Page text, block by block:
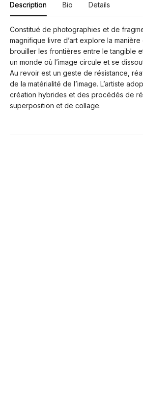
Description Bio Details
Constitué de photographies et de
magnifique livre d’art explore la manière
brouiller les frontières entre le tangible
un monde où l’image circule et se
Au revoir est un geste de résistance,
de la matérialité de l’image. L’artiste
création hybrides et des procédés de
superposition et de collage.